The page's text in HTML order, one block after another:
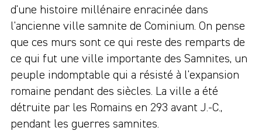
d'une histoire millénaire enracinée dans
l'ancienne ville samnite de Cominium. On pense
que ces murs sont ce qui reste des remparts de
ce qui fut une ville importante des Samnites, un
peuple indomptable qui a résisté à l'expansion
romaine pendant des siècles. La ville a été
détruite par les Romains en 293 avant J.-C.,
pendant les guerres samnites.